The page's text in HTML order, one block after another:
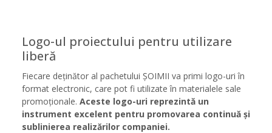
Logo-ul proiectului pentru utilizare
liberă
Fiecare deținător al pachetului ȘOIMII va primi logo-uri în
format electronic, care pot fi utilizate în materialele sale
promoționale. Aceste logo-uri reprezintă un
instrument excelent pentru promovarea continuă și
sublinierea realizărilor companiei.